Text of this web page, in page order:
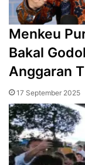
Menkeu
Bakal
Anggaran
17 September 2025